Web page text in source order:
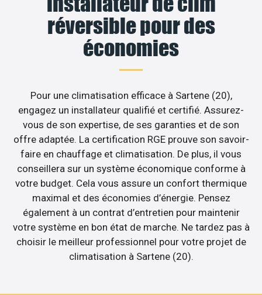
réversible pour des
économies
Pour une climatisation efficace à Sartene (20),
engagez un installateur qualifié et certifié. Assurez-
vous de son expertise, de ses garanties et de son
offre adaptée. La certification RGE prouve son savoir-
faire en chauffage et climatisation. De plus, il vous
conseillera sur un système économique conforme à
votre budget. Cela vous assure un confort thermique
maximal et des économies d’énergie. Pensez
également à un contrat d’entretien pour maintenir
votre système en bon état de marche. Ne tardez pas à
choisir le meilleur professionnel pour votre projet de
climatisation à Sartene (20).